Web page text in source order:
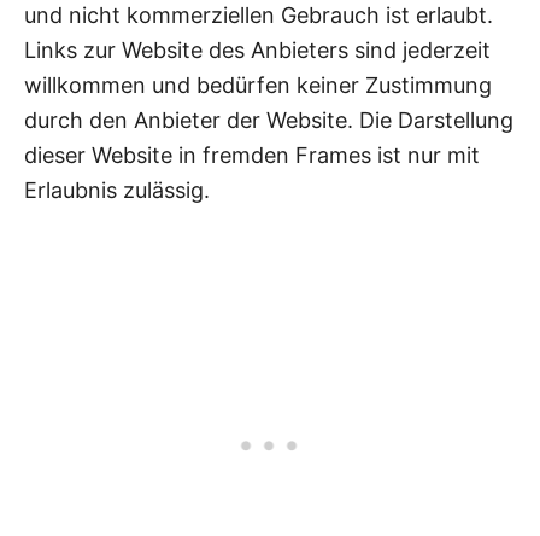
und nicht kommerziellen Gebrauch ist erlaubt.
Links zur Website des Anbieters sind jederzeit
willkommen und bedürfen keiner Zustimmung
durch den Anbieter der Website. Die Darstellung
dieser Website in fremden Frames ist nur mit
Erlaubnis zulässig.